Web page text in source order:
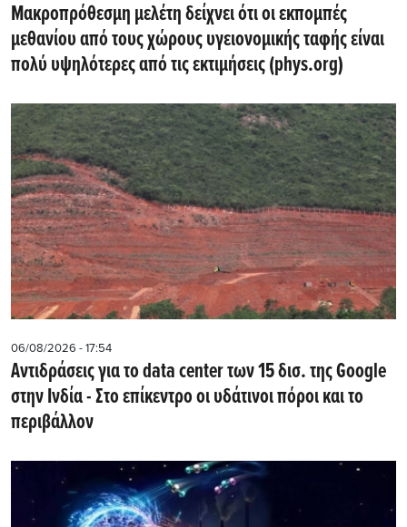
Μακροπρόθεσμη μελέτη δείχνει ότι οι εκπομπές
μεθανίου από τους χώρους υγειονομικής ταφής είναι
πολύ υψηλότερες από τις εκτιμήσεις (phys.org)
06/08/2026 - 17:54
Αντιδράσεις για το data center των 15 δισ. της Google
στην Ινδία - Στο επίκεντρο οι υδάτινοι πόροι και το
περιβάλλον